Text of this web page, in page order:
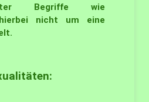
Begriffe wie
nicht um eine